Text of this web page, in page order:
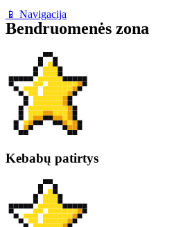
📱 Navigacija
Bendruomenės zona
Kebabų patirtys